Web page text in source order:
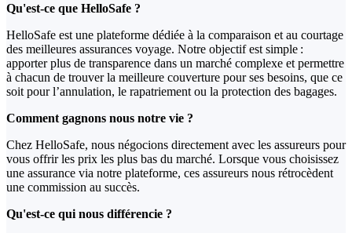
Qu'est-ce que HelloSafe ?
HelloSafe est une plateforme dédiée à la comparaison et au courtage
des meilleures assurances voyage. Notre objectif est simple :
apporter plus de transparence dans un marché complexe et permettre
à chacun de trouver la meilleure couverture pour ses besoins, que ce
soit pour l’annulation, le rapatriement ou la protection des bagages.
Comment gagnons nous notre vie ?
Chez HelloSafe, nous négocions directement avec les assureurs pour
vous offrir les prix les plus bas du marché. Lorsque vous choisissez
une assurance via notre plateforme, ces assureurs nous rétrocèdent
une commission au succès.
Qu'est-ce qui nous différencie ?